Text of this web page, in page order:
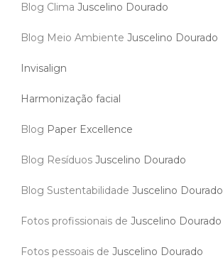
Blog Clima Juscelino Dourado
Blog Meio Ambiente Juscelino Dourado
Invisalign
Harmonização facial
Blog Paper Excellence
Blog Resíduos Juscelino Dourado
Blog Sustentabilidade Juscelino Dourado
Fotos profissionais de Juscelino Dourado
Fotos pessoais de Juscelino Dourado